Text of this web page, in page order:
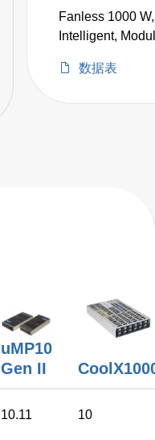
Fanless 1000 W,
Intelligent,
数据表
uMP10
Gen II
10.11 10